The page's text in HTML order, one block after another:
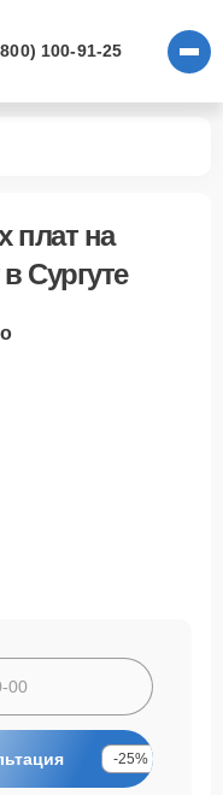
100-91-25
платна
Сургуте
-25%